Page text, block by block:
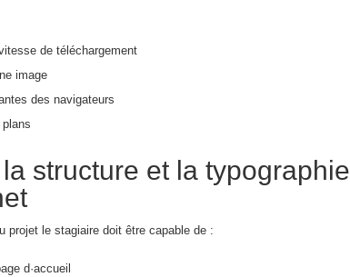
de téléchargement
image
des navigateurs
structure et la typographie
projet le stagiaire doit être capable de :
d·accueil